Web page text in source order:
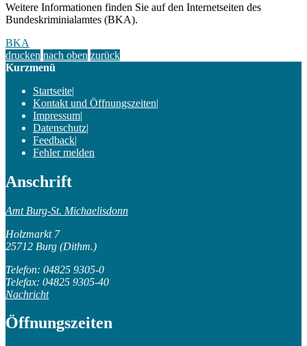
Weitere Informationen finden Sie auf den Internetseiten des
Bundeskriminialamtes (BKA).
BKA
drucken nach oben zurück
Kurzmenü
Startseite|
Kontakt und Öffnungszeiten|
Impressum|
Datenschutz|
Feedback|
Fehler melden
Anschrift
Amt Burg-St. Michaelisdonn
Holzmarkt 7
25712 Burg (Dithm.)
Telefon: 04825 9305-0
Telefax: 04825 9305-40
Nachricht
Öffnungszeiten